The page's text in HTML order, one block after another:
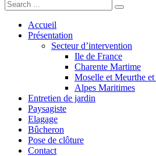
Accueil
Présentation
Secteur d’intervention
Ile de France
Charente Martime
Moselle et Meurthe
Alpes Maritimes
Entretien de jardin
Paysagiste
Elagage
Bûcheron
Pose de clôture
Contact